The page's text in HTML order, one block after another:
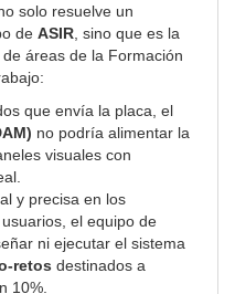
solo resuelve un
de ASIR , sino que es la
áreas de la Formación
que envía la placa, el
no podría alimentar la
visuales con
y precisa en los
el equipo de
ni ejecutar el sistema
retos destinados a
10%.